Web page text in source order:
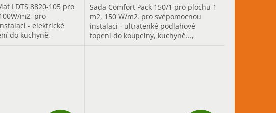
LDTS 8820-105 pro
m2, pro
- elektrické
do kuchyně,
Sada Comfort Pack 150/1 pro plochu 1
m2, 150 W/m2, pro svépomocnou
instalaci - ultratenké podlahové
topení do koupelny, kuchyně...,